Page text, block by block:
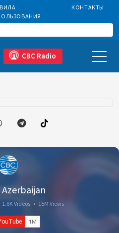
КОНТАКТЫ
CBC Radio
Azerbaijan
1.8K Videos • 15M Views